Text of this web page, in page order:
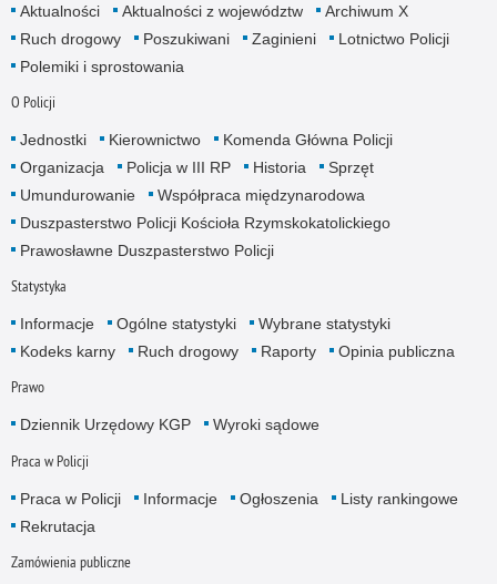
Aktualności Aktualności z województw
Archiwum X
Ruch drogowy
Poszukiwani Zaginieni
Lotnictwo Policji
Polemiki i sprostowania
O Policji
Jednostki Kierownictwo
Komenda Główna Policji
Organizacja
Policja w III RP Historia
Sprzęt
Umundurowanie
Współpraca międzynarodowa
Duszpasterstwo Policji Kościoła Rzymskokatolickiego
Prawosławne Duszpasterstwo Policji
Statystyka
Informacje Ogólne statystyki
Wybrane statystyki
Kodeks karny
Ruch drogowy Raporty Opinia publiczna
Prawo
Dziennik Urzędowy KGP Wyroki sądowe
Praca w Policji
Praca w Policji Informacje Ogłoszenia
Listy rankingowe
Rekrutacja
Zamówienia publiczne